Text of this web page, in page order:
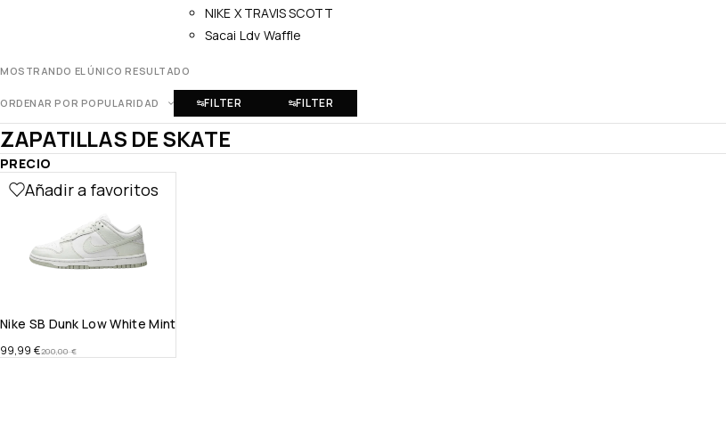
NIKE X TRAVIS SCOTT
Sacai Ldv Waffle
MOSTRANDO EL ÚNICO RESULTADO
ORDENAR POR POPULARIDAD FILTER FILTER
ZAPATILLAS DE SKATE
PRECIO
Añadir a favoritos
Nike SB Dunk Low White Mint
200,00€
99,99 €